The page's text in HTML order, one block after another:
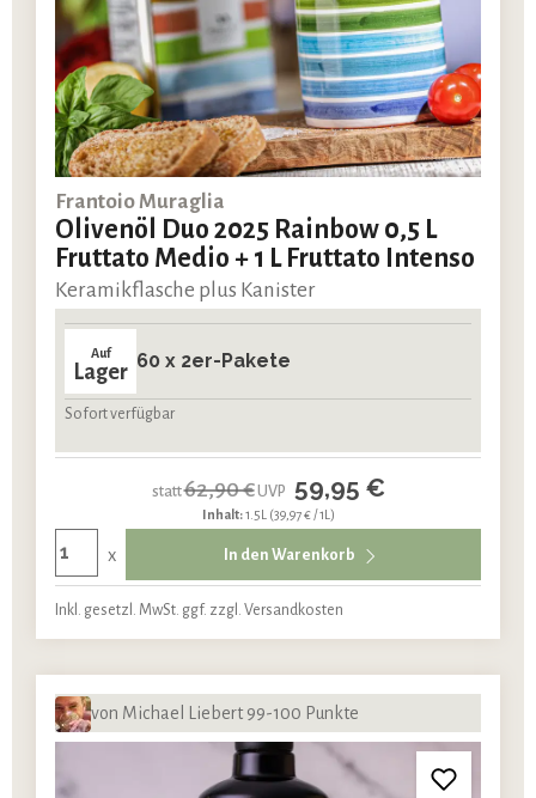
Frantoio Muraglia
Olivenöl Duo 2025 Rainbow 0,5 L
Fruttato Medio + 1 L Fruttato Intenso
Keramikflasche plus Kanister
Auf
Lager 60 x 2er-Pakete
Sofort verfügbar
statt62,90 €UVP 59,95 €
Inhalt:1.5L (39,97 € / 1L)
x In den Warenkorb
Inkl. gesetzl. MwSt. ggf. zzgl. Versandkosten
von Michael Liebert 99-100 Punkte